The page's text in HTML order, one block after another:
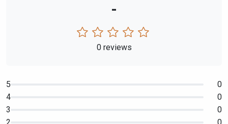
-
0 reviews
5
0
4
0
3
0